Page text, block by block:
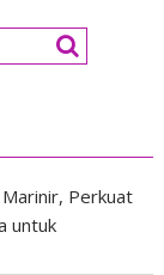
Perkuat
untuk